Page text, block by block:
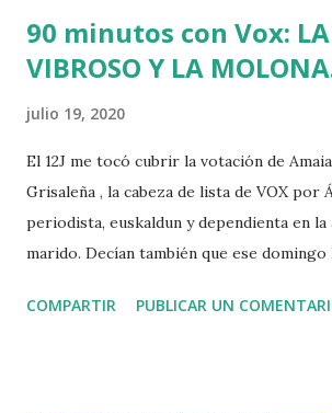
90 minutos con Vox: LA
VIBROSO Y LA
julio 19, 2020
El 12J me tocó cubrir la votación de
Grisaleña , la cabeza de lista de VOX por
periodista, euskaldun y dependienta en
marido. Decían también que ese domingo
estuvimos esperándola los periodistas y
COMPARTIR PUBLICAR UN